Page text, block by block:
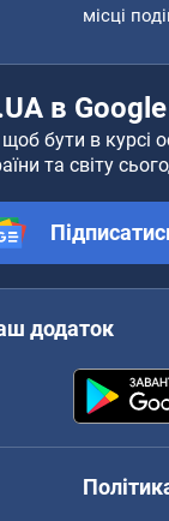
місці
в
бути в курсі
та світу
додаток